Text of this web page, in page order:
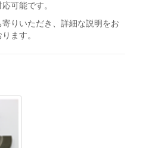
可能です。
りいただき、詳細な説明をお
ます。